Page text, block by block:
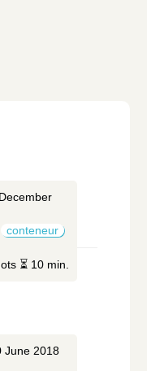
conteneur
⏳ 10 min.
June 2018